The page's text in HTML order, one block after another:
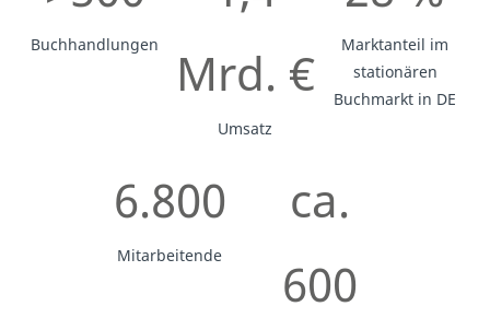
Buchhandlungen
Mrd. €
Umsatz
Marktanteil im
stationären
Buchmarkt in DE
6.800
Mitarbeitende
ca.
600